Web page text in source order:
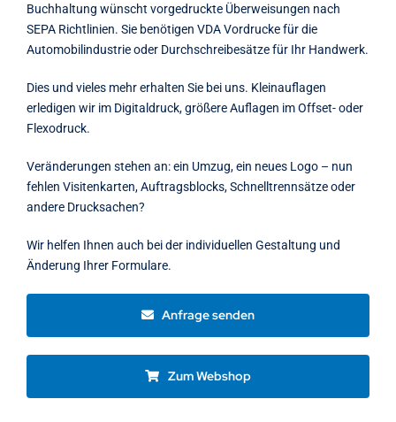
Buchhaltung wünscht vorgedruckte Überweisungen nach
SEPA Richtlinien. Sie benötigen VDA Vordrucke für die
Automobilindustrie oder Durchschreibesätze für Ihr Handwerk.
Dies und vieles mehr erhalten Sie bei uns. Kleinauflagen
erledigen wir im Digitaldruck, größere Auflagen im Offset- oder
Flexodruck.
Veränderungen stehen an: ein Umzug, ein neues Logo – nun
fehlen Visitenkarten, Auftragsblocks, Schnelltrennsätze oder
andere Drucksachen?
Wir helfen Ihnen auch bei der individuellen Gestaltung und
Änderung Ihrer Formulare.
Anfrage senden
Zum Webshop